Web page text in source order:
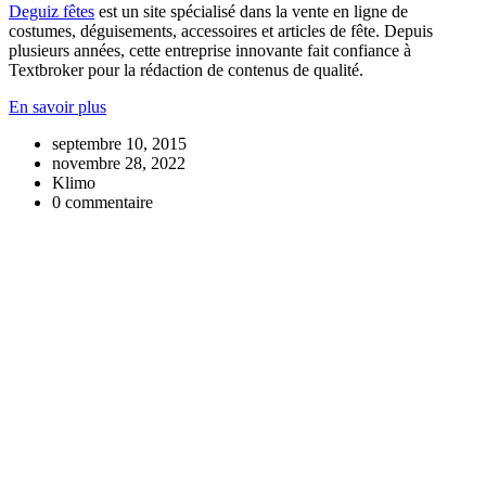
Deguiz fêtes est un site spécialisé dans la vente en ligne de
costumes, déguisements, accessoires et articles de fête. Depuis
plusieurs années, cette entreprise innovante fait confiance à
Textbroker pour la rédaction de contenus de qualité.
En savoir plus
septembre 10, 2015
novembre 28, 2022
Klimo
0 commentaire